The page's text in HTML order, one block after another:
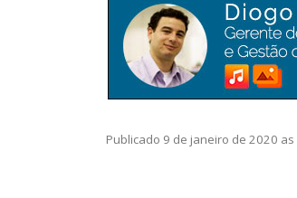
Publicado 9 de janeiro de 2020 as